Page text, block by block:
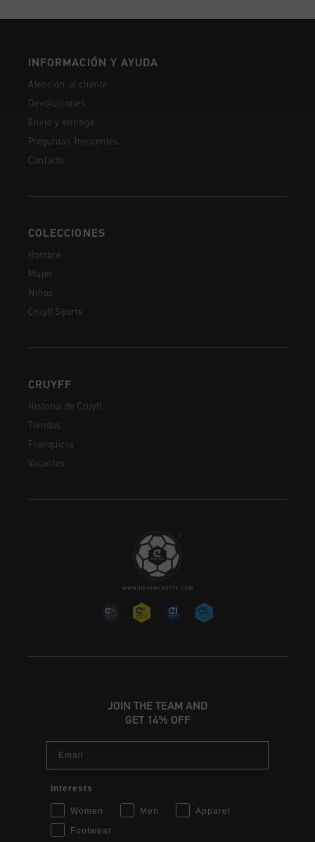
INFORMACIÓN Y AYUDA
Atención al cliente
Devoluciones
Envío y entrega
Preguntas frecuentes
Contacto
COLECCIONES
Hombre
Mujer
Niños
Cruyff Sports
CRUYFF
Historia de Cruyff
Tiendas
Franquicia
Vacantes
JOIN THE TEAM AND
GET 14% OFF
Interests
Women Men
Apparel
Footwear